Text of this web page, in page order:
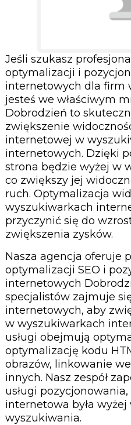
Jeśli szukasz
optymalizacji i
internetowych dla firm
jesteś we właściwym
Dobrodzień to
zwiększenie
internetowej w
internetowych. Dzięki
strona będzie wyżej w
co zwiększy jej
ruch. Optymalizacja
wyszukiwarkach
przyczynić się do
zwiększenia zysków.
Nasza agencja oferuje
optymalizacji SEO i
internetowych
specjalistów zajmuje
internetowych, aby
w wyszukiwarkach
usługi obejmują
optymalizację kodu
obrazów, linkowanie
innych. Nasz zespół
usługi
internetowa była
wyszukiwania.